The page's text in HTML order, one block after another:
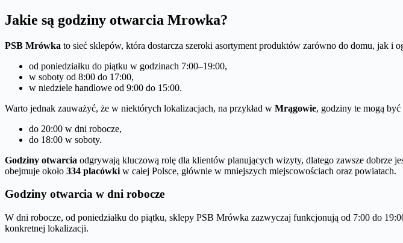
Jakie są godziny otwarcia Mrowka?
PSB Mrówka to sieć sklepów, która dostarcza szeroki asortyment produktów zarówno do domu, jak i
od poniedziałku do piątku w godzinach 7:00–19:00,
w soboty od 8:00 do 17:00,
w niedziele handlowe od 9:00 do 15:00.
Warto jednak zauważyć, że w niektórych lokalizacjach, na przykład w Mrągowie, godziny te mogą być
do 20:00 w dni robocze,
do 18:00 w soboty.
Godziny otwarcia odgrywają kluczową rolę dla klientów planujących wizyty, dlatego zawsze dobrze
obejmuje około 334 placówki w całej Polsce, głównie w mniejszych miejscowościach oraz powiatach.
Godziny otwarcia w dni robocze
W dni robocze, od poniedziałku do piątku, sklepy PSB Mrówka zazwyczaj funkcjonują od 7:00 do
konkretnej lokalizacji.